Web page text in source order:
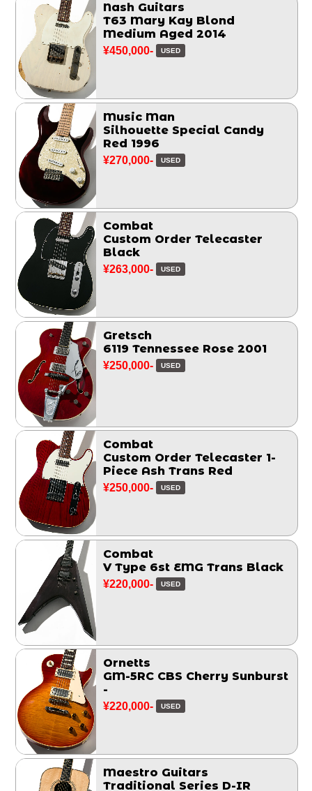
Nash Guitars
T63 Mary Kay Blond
Medium Aged 2014
¥450,000- USED
Music Man
Silhouette Special Candy
Red 1996
¥270,000- USED
Combat
Custom Order Telecaster
Black
¥263,000- USED
Gretsch
6119 Tennessee Rose 2001
¥250,000- USED
Combat
Custom Order Telecaster 1-
Piece Ash Trans Red
¥250,000- USED
Combat
V Type 6st EMG Trans Black
¥220,000- USED
Ornetts
GM-5RC CBS Cherry Sunburst
-
¥220,000- USED
Maestro Guitars
Traditional Series D-IR